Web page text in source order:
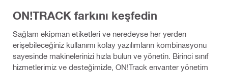
ON!TRACK farkını keşfedin
Sağlam ekipman etiketleri ve neredeyse her yerden
erişebileceğiniz kullanımı kolay yazılımların kombinasyonu
sayesinde makinelerinizi hızla bulun ve yönetin. Birinci sınıf
hizmetlerimiz ve desteğimizle, ON!Track envanter yönetim